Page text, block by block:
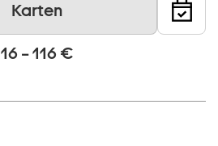
Karten
16 – 116 €